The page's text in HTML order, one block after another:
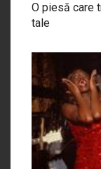
O piesă care
tale